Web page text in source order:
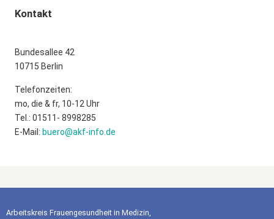
Kontakt
Bundesallee 42
10715 Berlin
Telefonzeiten:
mo, die & fr, 10-12 Uhr
Tel.: 01511- 8998285
E-Mail: buero@akf-info.de
Arbeitskreis Frauengesundheit in Medizin,